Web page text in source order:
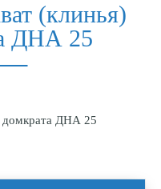
(клинья)
ДНА 25